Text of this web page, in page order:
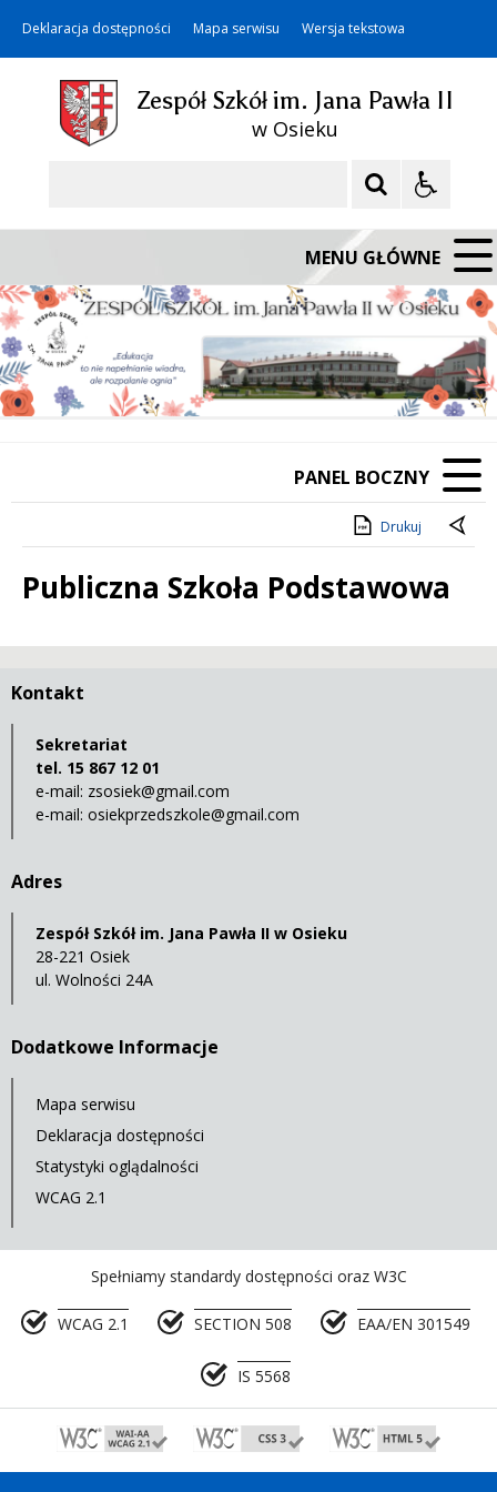
Deklaracja dostępności Mapa serwisu Wersja tekstowa
Zespół Szkół im. Jana Pawła II
w Osieku
MENU GŁÓWNE
PANEL BOCZNY
Drukuj
Publiczna Szkoła Podstawowa
Treść
Kontakt
Sekretariat
tel. 15 867 12 01
e-mail: zsosiek@gmail.com
e-mail: osiekprzedszkole@gmail.com
Adres
Zespół Szkół im. Jana Pawła II w Osieku
28-221 Osiek
ul. Wolności 24A
Dodatkowe Informacje
Mapa serwisu
Deklaracja dostępności
Statystyki oglądalności
WCAG 2.1
Spełniamy standardy dostępności oraz W3C
WCAG 2.1 SECTION 508 EAA/EN 301549
IS 5568